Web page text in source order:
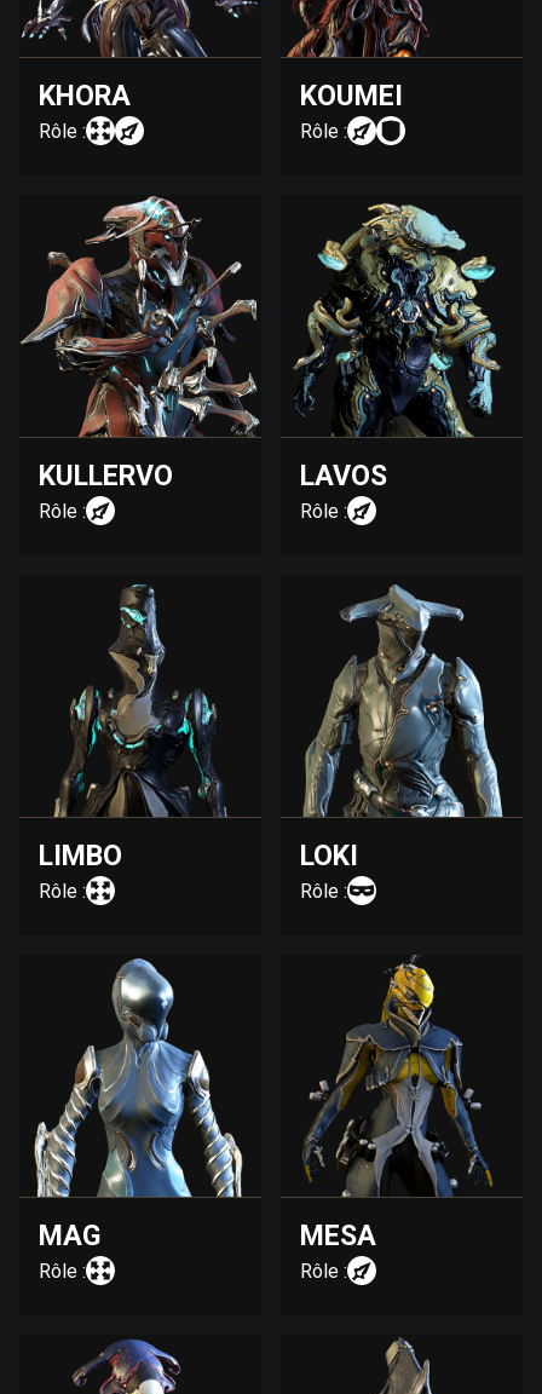
KHORA
Rôle :
KOUMEI
Rôle :
KULLERVO
Rôle :
LAVOS
Rôle :
LIMBO
Rôle :
LOKI
Rôle :
MAG
Rôle :
MESA
Rôle :